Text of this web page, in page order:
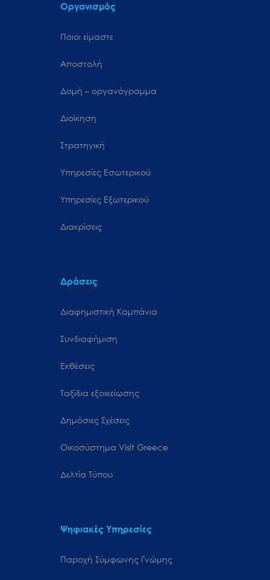
Οργανισμός
Ποιοι είμαστε
Αποστολή
Δομή – οργανόγραμμα
Διοίκηση
Στρατηγική
Υπηρεσίες Εσωτερικού
Υπηρεσίες Εξωτερικού
Διακρίσεις
Δράσεις
Διαφημιστική Καμπάνια
Συνδιαφήμιση
Εκθέσεις
Ταξίδια εξοικείωσης
Δημόσιες Σχέσεις
Oικοσύστημα Visit Greece
Δελτία Τύπου
Ψηφιακές Υπηρεσίες
Παροχή Σύμφωνης Γνώμης